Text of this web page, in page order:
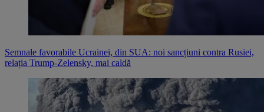
Semnale favorabile Ucrainei, din SUA: noi sancțiuni contra Rusiei,
relația Trump-Zelensky, mai caldă